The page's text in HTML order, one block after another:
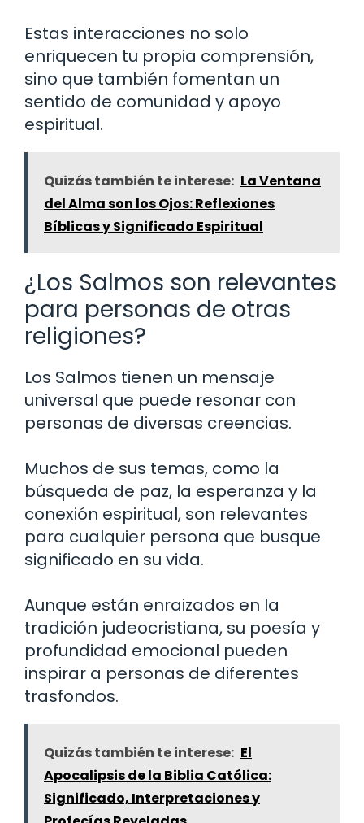
Estas interacciones no solo
enriquecen tu propia comprensión,
sino que también fomentan un
sentido de comunidad y apoyo
espiritual.
Quizás también te interese: La Ventana
del Alma son los Ojos: Reflexiones
Bíblicas y Significado Espiritual
¿Los Salmos son relevantes
para personas de otras
religiones?
Los Salmos tienen un mensaje
universal que puede resonar con
personas de diversas creencias.
Muchos de sus temas, como la
búsqueda de paz, la esperanza y la
conexión espiritual, son relevantes
para cualquier persona que busque
significado en su vida.
Aunque están enraizados en la
tradición judeocristiana, su poesía y
profundidad emocional pueden
inspirar a personas de diferentes
trasfondos.
Quizás también te interese: El
Apocalipsis de la Biblia Católica:
Significado, Interpretaciones y